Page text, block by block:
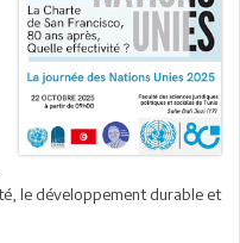
le développement durable et